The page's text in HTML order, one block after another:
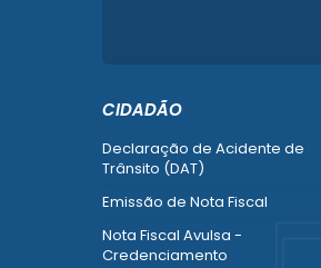
CIDADÃO
Declaração de Acidente de
Trânsito (DAT)
Emissão de Nota Fiscal
Nota Fiscal Avulsa -
Credenciamento